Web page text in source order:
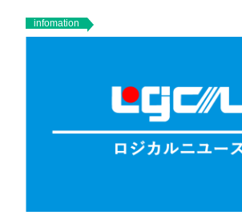
infomation